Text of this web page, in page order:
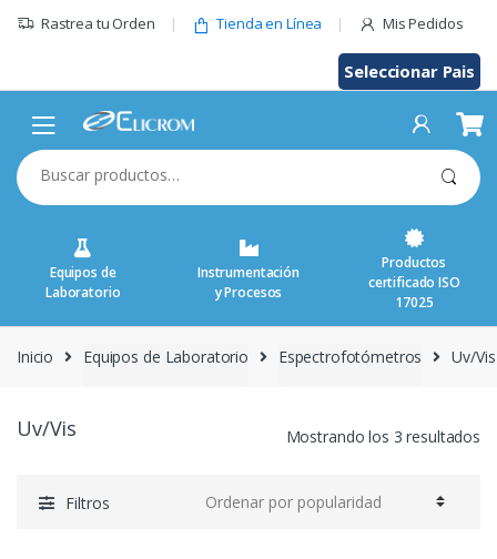
Rastrea tu Orden Tienda en Línea Mis Pedidos
Seleccionar Pais
Buscar
por:
Equipos de
Laboratorio
Instrumentación
y Procesos
Productos
certificado ISO
17025
Inicio Equipos de Laboratorio Espectrofotómetros Uv/Vis
Uv/Vis Mostrando los 3 resultados
Filtros